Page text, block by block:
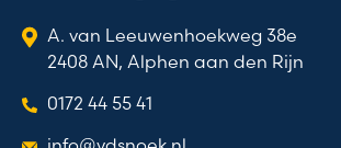
A. van Leeuwenhoekweg 38e
2408 AN, Alphen aan den Rijn
0172 44 55 41